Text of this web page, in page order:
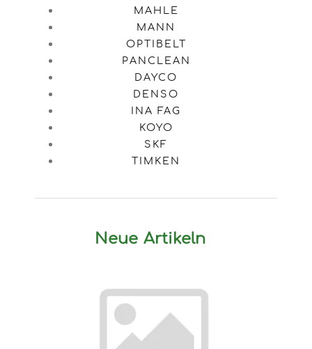
MAHLE
MANN
OPTIBELT
PANCLEAN
DAYCO
DENSO
INA FAG
KOYO
SKF
TIMKEN
Neue Artikeln